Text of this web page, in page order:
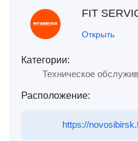
FIT
Открыть
Категории:
Техническое
Расположение:
https://